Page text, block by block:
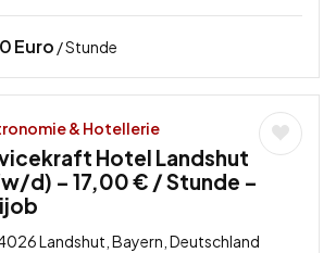
Euro / Stunde
& Hotellerie
Hotel Landshut
d) – 17,00 € / Stunde –
Landshut, Bayern, Deutschland